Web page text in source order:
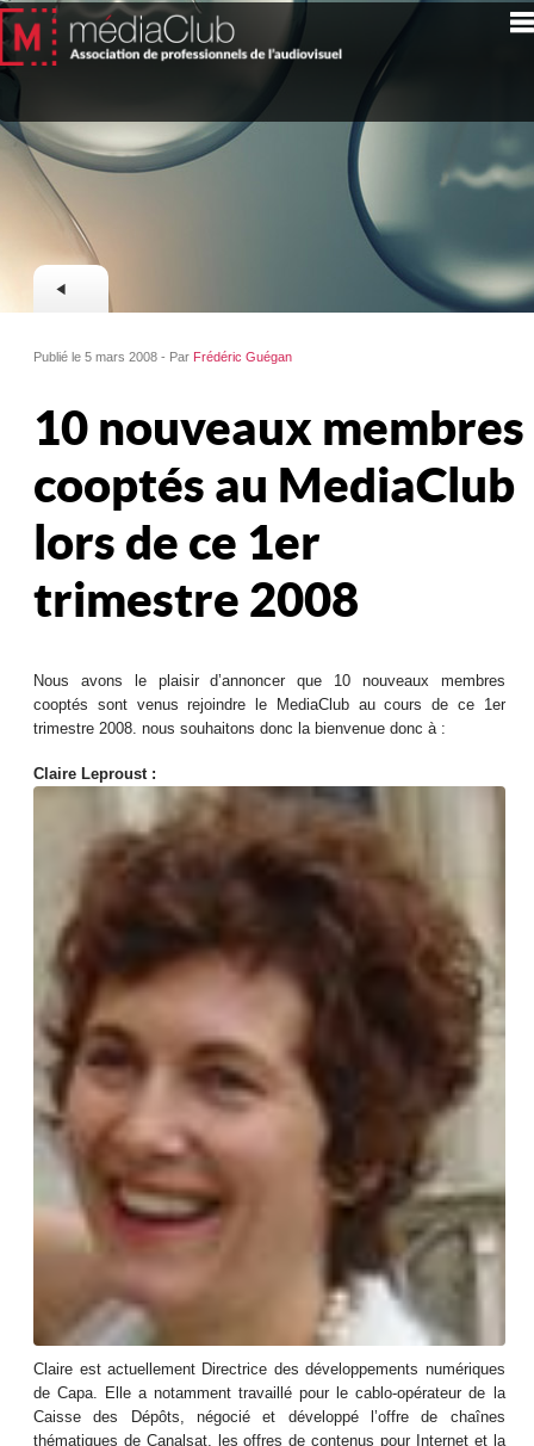
Publié le 5 mars 2008 - Par Frédéric Guégan
10 nouveaux membres
cooptés au MediaClub
lors de ce 1er
trimestre 2008
Nous avons le plaisir d’annoncer que 10 nouveaux membres
cooptés sont venus rejoindre le MediaClub au cours de ce 1er
trimestre 2008. nous souhaitons donc la bienvenue donc à :
Claire Leproust :
Claire est actuellement Directrice des développements numériques
de Capa. Elle a notamment travaillé pour le cablo-opérateur de la
Caisse des Dépôts, négocié et développé l’offre de chaînes
thématiques de Canalsat, les offres de contenus pour Internet et la